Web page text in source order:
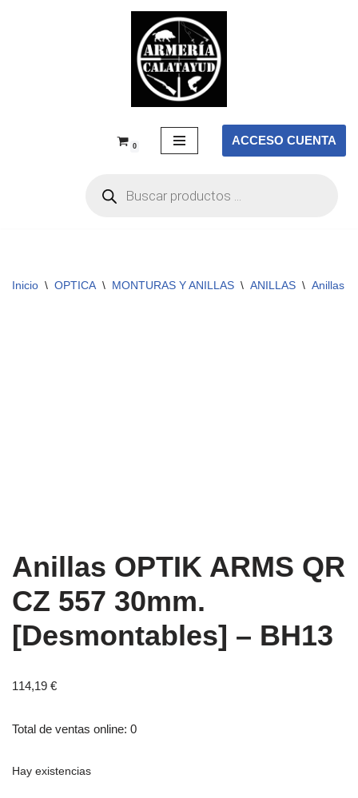
0 ACCESO CUENTA
Inicio \ OPTICA \ MONTURAS Y ANILLAS \ ANILLAS \ Anillas
Anillas OPTIK ARMS QR
CZ 557 30mm.
[Desmontables] – BH13
114,19 €
Total de ventas online: 0
Hay existencias